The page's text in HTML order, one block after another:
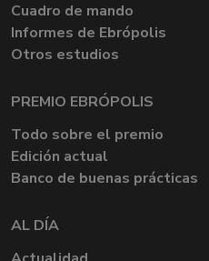
Cuadro de mando
Informes de Ebrópolis
Otros estudios
PREMIO EBRÓPOLIS
Todo sobre el premio
Edición actual
Banco de buenas prácticas
AL DÍA